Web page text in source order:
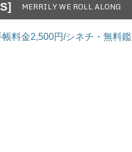
MERRILY WE ROLL ALONG
料金2,500円/シネチ・無料